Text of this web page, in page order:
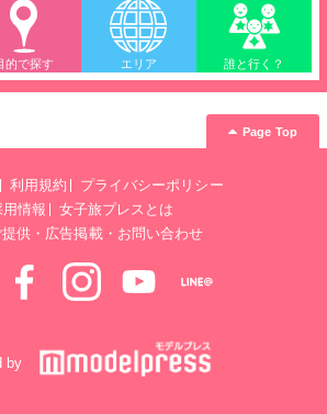
的で探す エリア 誰と行く？
Page Top
利用規約
プライバシーポリシー
用情報
女子旅プレスとは
供・広告掲載・お問い合わせ
by